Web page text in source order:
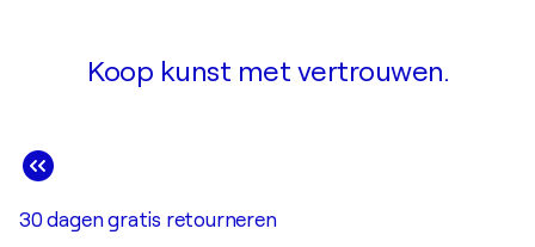
Koop kunst met vertrouwen.
30 dagen gratis retourneren